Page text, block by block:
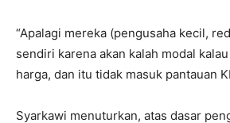
“Apalagi mereka (pengusaha kecil,
sendiri karena akan kalah modal
harga, dan itu tidak masuk pantauan
Syarkawi menuturkan, atas dasar